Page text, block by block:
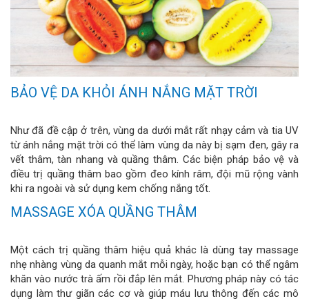
BẢO VỆ DA KHỎI ÁNH NẮNG MẶT TRỜI
Như đã đề cập ở trên, vùng da dưới mắt rất nhạy cảm và tia UV
từ ánh nắng mặt trời có thể làm vùng da này bị sạm đen, gây ra
vết thâm, tàn nhang và quầng thâm. Các biện pháp bảo vệ và
điều trị quầng thâm bao gồm đeo kính râm, đội mũ rộng vành
khi ra ngoài và sử dụng kem chống nắng tốt.
MASSAGE XÓA QUẦNG THÂM
Một cách trị quầng thâm hiệu quả khác là dùng tay massage
nhẹ nhàng vùng da quanh mắt mỗi ngày, hoặc bạn có thể ngâm
khăn vào nước trà ấm rồi đắp lên mắt. Phương pháp này có tác
dụng làm thư giãn các cơ và giúp máu lưu thông đến các mô